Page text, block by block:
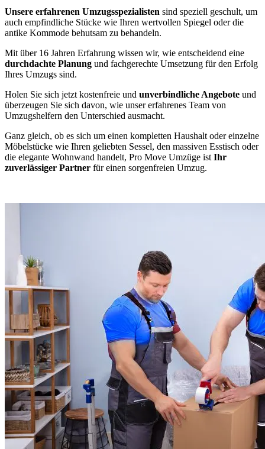
Unsere erfahrenen Umzugsspezialisten sind speziell geschult, um
auch empfindliche Stücke wie Ihren wertvollen Spiegel oder die
antike Kommode behutsam zu behandeln.
Mit über 16 Jahren Erfahrung wissen wir, wie entscheidend eine
durchdachte Planung und fachgerechte Umsetzung für den Erfolg
Ihres Umzugs sind.
Holen Sie sich jetzt kostenfreie und unverbindliche Angebote und
überzeugen Sie sich davon, wie unser erfahrenes Team von
Umzugshelfern den Unterschied ausmacht.
Ganz gleich, ob es sich um einen kompletten Haushalt oder einzelne
Möbelstücke wie Ihren geliebten Sessel, den massiven Esstisch oder
die elegante Wohnwand handelt, Pro Move Umzüge ist Ihr
zuverlässiger Partner für einen sorgenfreien Umzug.